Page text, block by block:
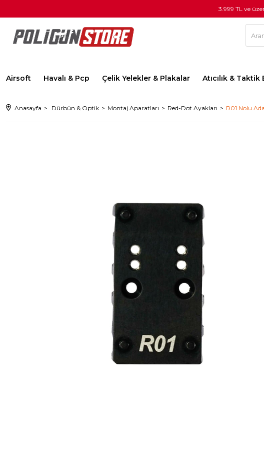
3.999 TL ve
Airsoft Havalı & Pcp Çelik Yelekler & Plakalar Atıcılık &
Anasayfa Dürbün & Optik Montaj Aparatları Red-Dot Ayakları R01 Nolu